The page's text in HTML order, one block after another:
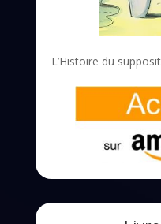
L’Histoire du